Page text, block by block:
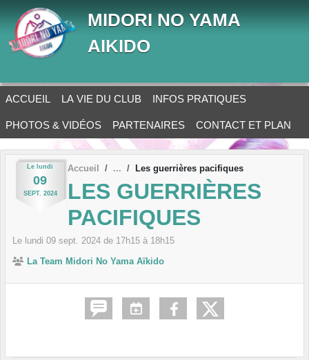
MIDORI NO YAMA
AIKIDO
ACCUEIL LA VIE DU CLUB INFOS PRATIQUES
PHOTOS & VIDÉOS PARTENAIRES CONTACT ET PLAN
Le lundi
09
SEPT. 2024
Accueil Les guerrières pacifiques
LES GUERRIÈRES
PACIFIQUES
Le lundi 09 sept. 2024 de 17h15 à 18h15
La Team Midori No Yama Aïkido
Panneau de gestion des cookies